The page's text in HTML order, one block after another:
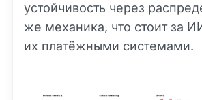
устойчивость через
же механика, что стоит за
их платёжными системами.